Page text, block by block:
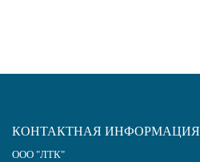
КОНТАКТНАЯ ИНФОРМАЦИЯ
ООО "ЛТК"